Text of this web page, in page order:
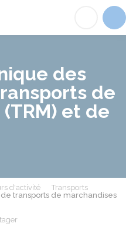
des
de
et de
d'activité
Transports
transports de marchandises